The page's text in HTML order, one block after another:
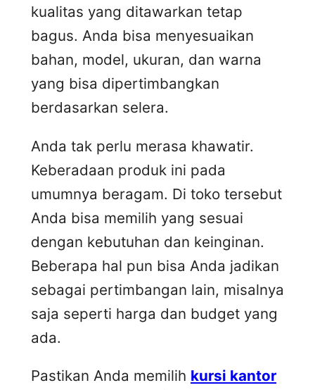
kualitas yang ditawarkan tetap
bagus. Anda bisa menyesuaikan
bahan, model, ukuran, dan warna
yang bisa dipertimbangkan
berdasarkan selera.
Anda tak perlu merasa khawatir.
Keberadaan produk ini pada
umumnya beragam. Di toko tersebut
Anda bisa memilih yang sesuai
dengan kebutuhan dan keinginan.
Beberapa hal pun bisa Anda jadikan
sebagai pertimbangan lain, misalnya
saja seperti harga dan budget yang
ada.
Pastikan Anda memilih kursi kantor